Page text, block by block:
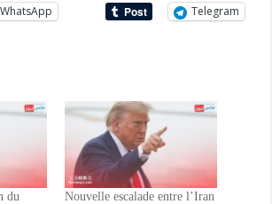
WhatsApp Telegram
du
Nouvelle escalade entre l’Iran